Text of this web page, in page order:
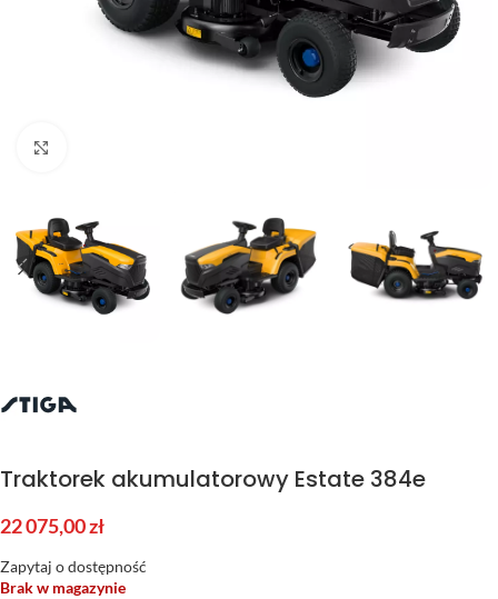
Traktorek akumulatorowy Estate 384e
22 075,00zł
Zapytaj o dostępność
Brak w magazynie